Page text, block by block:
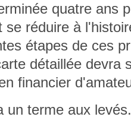
quatre ans
se réduire à
étapes de ces
détaillée devra
financier
un terme aux